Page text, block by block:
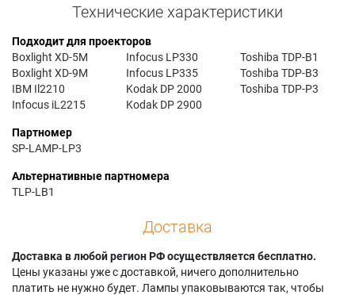
Технические характеристики
Подходит для проекторов
Boxlight XD-5M
Boxlight XD-9M
IBM Il2210
Infocus iL2215
Infocus LP330
Infocus LP335
Kodak DP 2000
Kodak DP 2900
Toshiba TDP-B1
Toshiba TDP-B3
Toshiba TDP-P3
Партномер
SP-LAMP-LP3
Альтернативные партномера
TLP-LB1
Доставка
Доставка в любой регион РФ осуществляется бесплатно.
Цены указаны уже с доставкой, ничего дополнительно
платить не нужно будет. Лампы упаковываются так, чтобы